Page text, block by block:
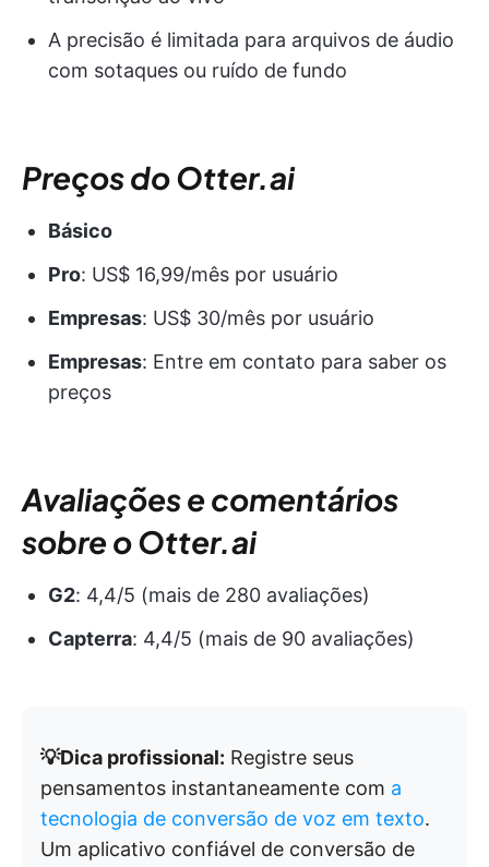
A precisão é limitada para arquivos de áudio
com sotaques ou ruído de fundo
Preços do Otter.ai
Básico
Pro: US$ 16,99/mês por usuário
Empresas: US$ 30/mês por usuário
Empresas: Entre em contato para saber os
preços
Avaliações e comentários
sobre o Otter.ai
G2: 4,4/5 (mais de 280 avaliações)
Capterra: 4,4/5 (mais de 90 avaliações)
💡Dica profissional: Registre seus
pensamentos instantaneamente com a
tecnologia de conversão de voz em texto.
Um aplicativo confiável de conversão de